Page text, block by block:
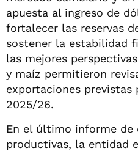
apuesta al ingreso de
fortalecer las reservas
sostener la estabilidad
las mejores
y maíz permitieron
exportaciones previstas
2025/26.
En el último informe de
productivas, la entidad